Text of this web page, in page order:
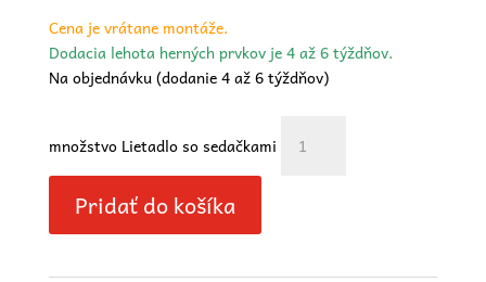
Cena je vrátane montáže.
Dodacia lehota herných prvkov je 4 až 6 týždňov.
Na objednávku (dodanie 4 až 6 týždňov)
množstvo Lietadlo so sedačkami
Pridať do košíka